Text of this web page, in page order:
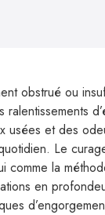
obstrué ou
usées et des
Le
comme la
en